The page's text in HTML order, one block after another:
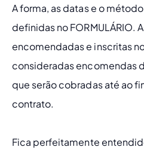
A forma, as datas e o
definidas no FORMULÁRIO.
encomendadas e inscritas
consideradas encomendas
que serão cobradas até ao
contrato.
Fica perfeitamente